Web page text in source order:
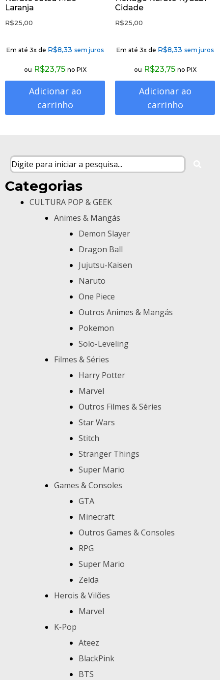
Laranja
R$25,00
Em até 3x de R$8,33 sem juros
ou R$23,75 no PIX
Adicionar ao
carrinho
Cidade
R$25,00
Em até 3x de R$8,33 sem juros
ou R$23,75 no PIX
Adicionar ao
carrinho
Categorias
CULTURA POP & GEEK
Animes & Mangás
Demon Slayer
Dragon Ball
Jujutsu-Kaisen
Naruto
One Piece
Outros Animes & Mangás
Pokemon
Solo-Leveling
Filmes & Séries
Harry Potter
Marvel
Outros Filmes & Séries
Star Wars
Stitch
Stranger Things
Super Mario
Games & Consoles
GTA
Minecraft
Outros Games & Consoles
RPG
Super Mario
Zelda
Herois & Vilões
Marvel
K-Pop
Ateez
BlackPink
BTS